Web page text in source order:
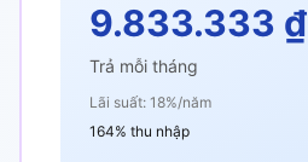
9.833.333 ₫
Trả mỗi tháng
Lãi suất: 18%/năm
164% thu nhập